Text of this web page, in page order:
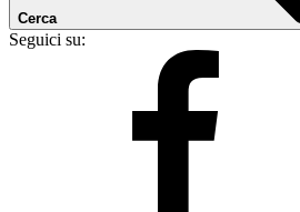
Cerca
Seguici su: